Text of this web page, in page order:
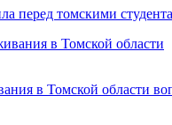
перед томскими
в Томской области